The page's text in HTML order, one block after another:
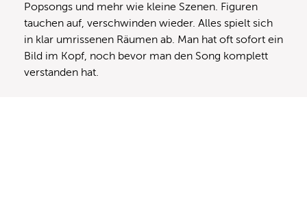
Popsongs und mehr wie kleine Szenen. Figuren
tauchen auf, verschwinden wieder. Alles spielt sich
in klar umrissenen Räumen ab. Man hat oft sofort ein
Bild im Kopf, noch bevor man den Song komplett
verstanden hat.